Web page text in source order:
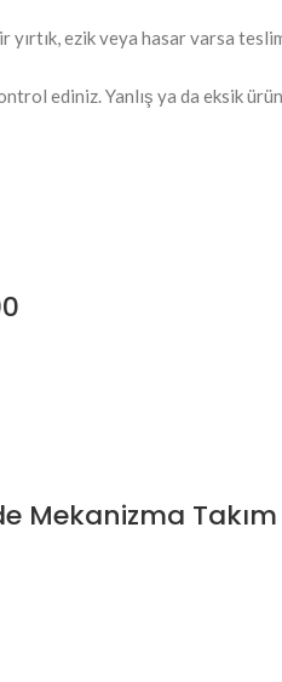
yırtık, ezik veya hasar varsa
ediniz. Yanlış ya da eksik
Mekanizma Takım